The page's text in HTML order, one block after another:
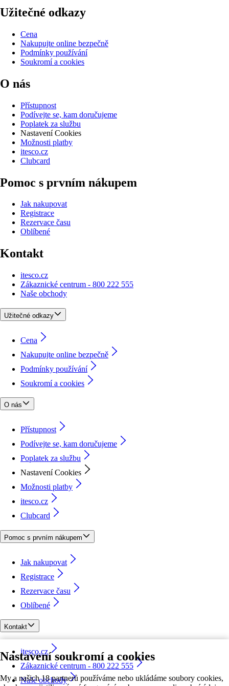
Nastavení soukromí a cookies
My a našich 18 partnerů používáme nebo ukládáme soubory cookies,
Užitečné odkazy
Cena
Nakupujte online bezpečně
Podmínky používání
Soukromí a cookies
O nás
Přístupnost
Podívejte se, kam doručujeme
Poplatek za službu
Nastavení Cookies
Možnosti platby
itesco.cz
Clubcard
Pomoc s prvním nákupem
Jak nakupovat
Registrace
Rezervace času
Oblíbené
Kontakt
itesco.cz
Zákaznické centrum - 800 222 555
Naše obchody
Užitečné odkazy
Cena
Nakupujte online bezpečně
Podmínky používání
Soukromí a cookies
O nás
Přístupnost
Podívejte se, kam doručujeme
Poplatek za službu
Nastavení Cookies
Možnosti platby
itesco.cz
Clubcard
Pomoc s prvním nákupem
Jak nakupovat
Registrace
Rezervace času
Oblíbené
Kontakt
itesco.cz
Zákaznické centrum - 800 222 555
Naše obchody